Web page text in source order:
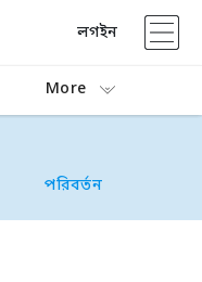
লগইন
More
পরিবর্তন